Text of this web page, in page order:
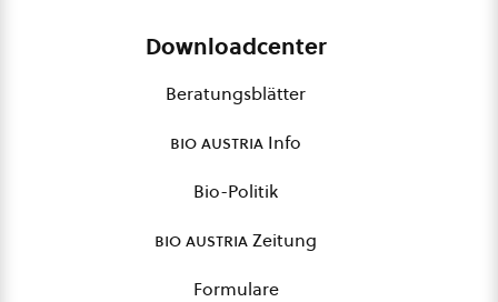
Downloadcenter
Beratungsblätter
bio austria Info
Bio-Politik
bio austriaZeitung
Formulare